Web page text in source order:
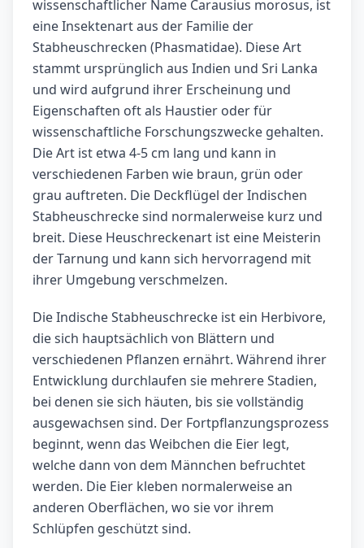
wissenschaftlicher Name Carausius morosus, ist
eine Insektenart aus der Familie der
Stabheuschrecken (Phasmatidae). Diese Art
stammt ursprünglich aus Indien und Sri Lanka
und wird aufgrund ihrer Erscheinung und
Eigenschaften oft als Haustier oder für
wissenschaftliche Forschungszwecke gehalten.
Die Art ist etwa 4-5 cm lang und kann in
verschiedenen Farben wie braun, grün oder
grau auftreten. Die Deckflügel der Indischen
Stabheuschrecke sind normalerweise kurz und
breit. Diese Heuschreckenart ist eine Meisterin
der Tarnung und kann sich hervorragend mit
ihrer Umgebung verschmelzen.
Die Indische Stabheuschrecke ist ein Herbivore,
die sich hauptsächlich von Blättern und
verschiedenen Pflanzen ernährt. Während ihrer
Entwicklung durchlaufen sie mehrere Stadien,
bei denen sie sich häuten, bis sie vollständig
ausgewachsen sind. Der Fortpflanzungsprozess
beginnt, wenn das Weibchen die Eier legt,
welche dann von dem Männchen befruchtet
werden. Die Eier kleben normalerweise an
anderen Oberflächen, wo sie vor ihrem
Schlüpfen geschützt sind.